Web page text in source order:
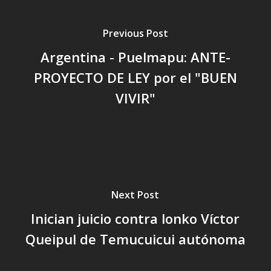
Previous Post
Argentina - Puelmapu: ANTE-
PROYECTO DE LEY por el "BUEN
VIVIR"
Next Post
Inician juicio contra lonko Víctor
Queipul de Temucuicui autónoma